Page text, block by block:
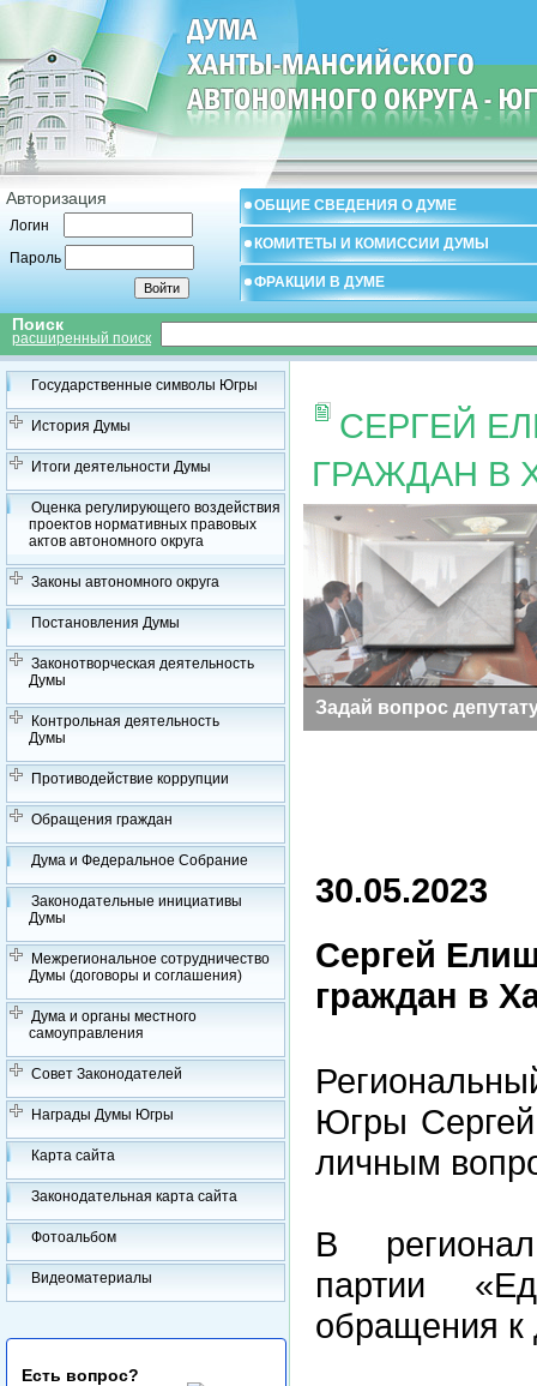
Авторизация
Логин
Пароль
ОБЩИЕ СВЕДЕНИЯ О ДУМЕ
КОМИТЕТЫ И КОМИССИИ ДУМЫ
ФРАКЦИИ В ДУМЕ
Поиск
расширенный поиск
Государственные символы Югры
История Думы
Итоги деятельности Думы
Оценка регулирующего воздействия
проектов нормативных правовых
актов автономного округа
Законы автономного округа
Постановления Думы
Законотворческая деятельность
Думы
Контрольная деятельность
Думы
Противодействие коррупции
Обращения граждан
Дума и Федеральное Собрание
Законодательные инициативы
Думы
Межрегиональное сотрудничество
Думы (договоры и соглашения)
Дума и органы местного
самоуправления
Совет Законодателей
Награды Думы Югры
Карта сайта
Законодательная карта сайта
Фотоальбом
Видеоматериалы
Есть вопрос?
СЕРГЕЙ
ГРАЖДАН В
Заседания Думы Задай вопрос
30.05.2023
Сергей
граждан в
Югры
личным
В
партии
обращения к